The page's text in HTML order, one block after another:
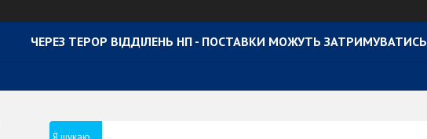
ЧЕРЕЗ ТЕРОР ВІДДІЛЕНЬ НП - ПОСТАВКИ МОЖУТЬ ЗАТРИМУВАТИСЬ